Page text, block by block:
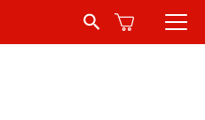
Search Button